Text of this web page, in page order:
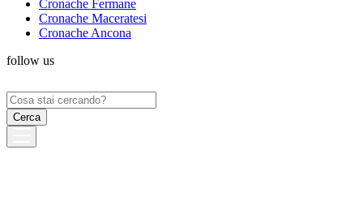
Cronache Fermane
Cronache Maceratesi
Cronache Ancona
follow us
Ricerca
per: